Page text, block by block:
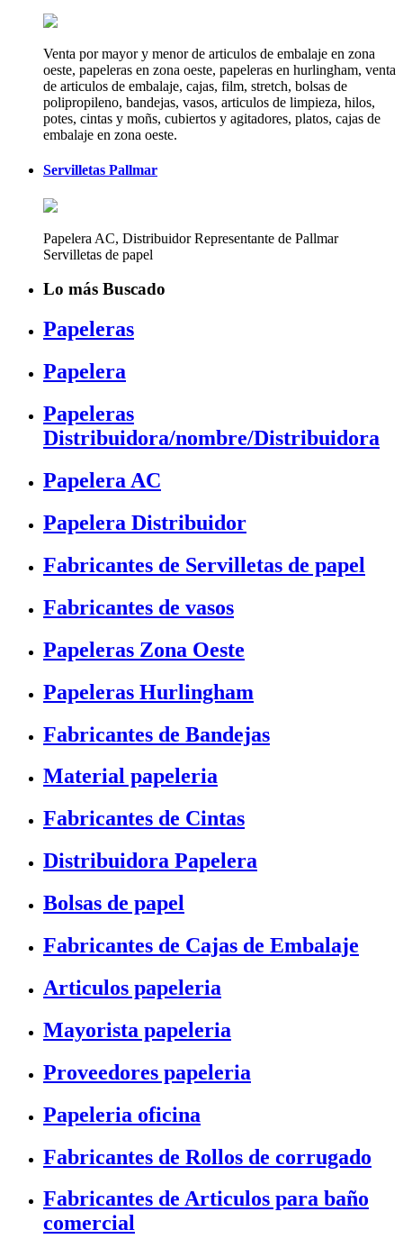
Venta por mayor y menor de articulos de embalaje en zona
oeste, papeleras en zona oeste, papeleras en hurlingham, venta
de articulos de embalaje, cajas, film, stretch, bolsas de
polipropileno, bandejas, vasos, articulos de limpieza, hilos,
potes, cintas y moñs, cubiertos y agitadores, platos, cajas de
embalaje en zona oeste.
Servilletas Pallmar
Papelera AC, Distribuidor Representante de Pallmar
Servilletas de papel
Lo más Buscado
Papeleras
Papelera
Papeleras
Distribuidora/nombre/Distribuidora
Papelera AC
Papelera Distribuidor
Fabricantes de Servilletas de papel
Fabricantes de vasos
Papeleras Zona Oeste
Papeleras Hurlingham
Fabricantes de Bandejas
Material papeleria
Fabricantes de Cintas
Distribuidora Papelera
Bolsas de papel
Fabricantes de Cajas de Embalaje
Articulos papeleria
Mayorista papeleria
Proveedores papeleria
Papeleria oficina
Fabricantes de Rollos de corrugado
Fabricantes de Articulos para baño
comercial